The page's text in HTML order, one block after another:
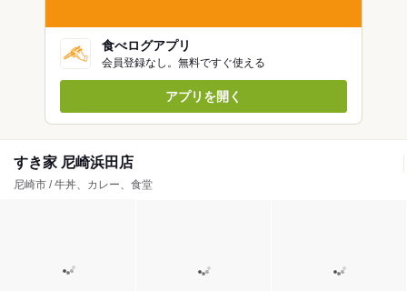
食べログアプリ
会員登録なし。無料ですぐ使える
アプリを開く
すき家 尼崎浜田店
尼崎市 / 牛丼、カレー、食堂